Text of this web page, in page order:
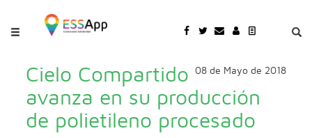
08 de Mayo de 2018
Cielo Compartido
avanza en su producción
de polietileno procesado